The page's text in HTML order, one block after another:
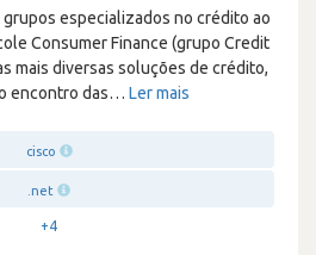
especializados no crédito ao
Consumer Finance (grupo Credit
mais diversas soluções de crédito,
encontro das… Ler mais
cisco
.net
+4